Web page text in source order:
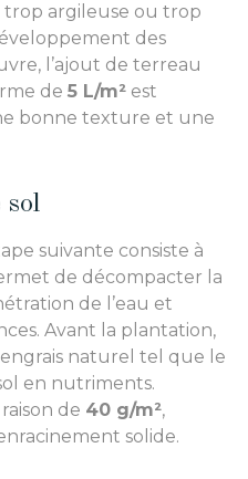
trop argileuse ou trop
des
l’ajout de terreau
de 5 L/m² est
bonne texture et une
sol
suivante consiste à
de décompacter la
de l’eau et
Avant la plantation,
engrais naturel tel que le
en nutriments.
de 40 g/m²,
solide.